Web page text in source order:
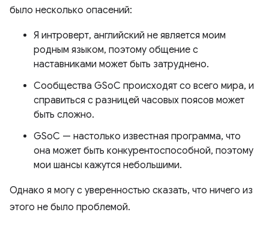
было несколько опасений:
Я интроверт, английский не является моим
родным языком, поэтому общение с
наставниками может быть затруднено.
Сообщества GSoC происходят со всего мира, и
справиться с разницей часовых поясов может
быть сложно.
GSoC — настолько известная программа, что
она может быть конкурентоспособной, поэтому
мои шансы кажутся небольшими.
Однако я могу с уверенностью сказать, что ничего из
этого не было проблемой.